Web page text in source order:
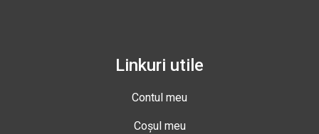
Linkuri utile
Contul meu
Coșul meu